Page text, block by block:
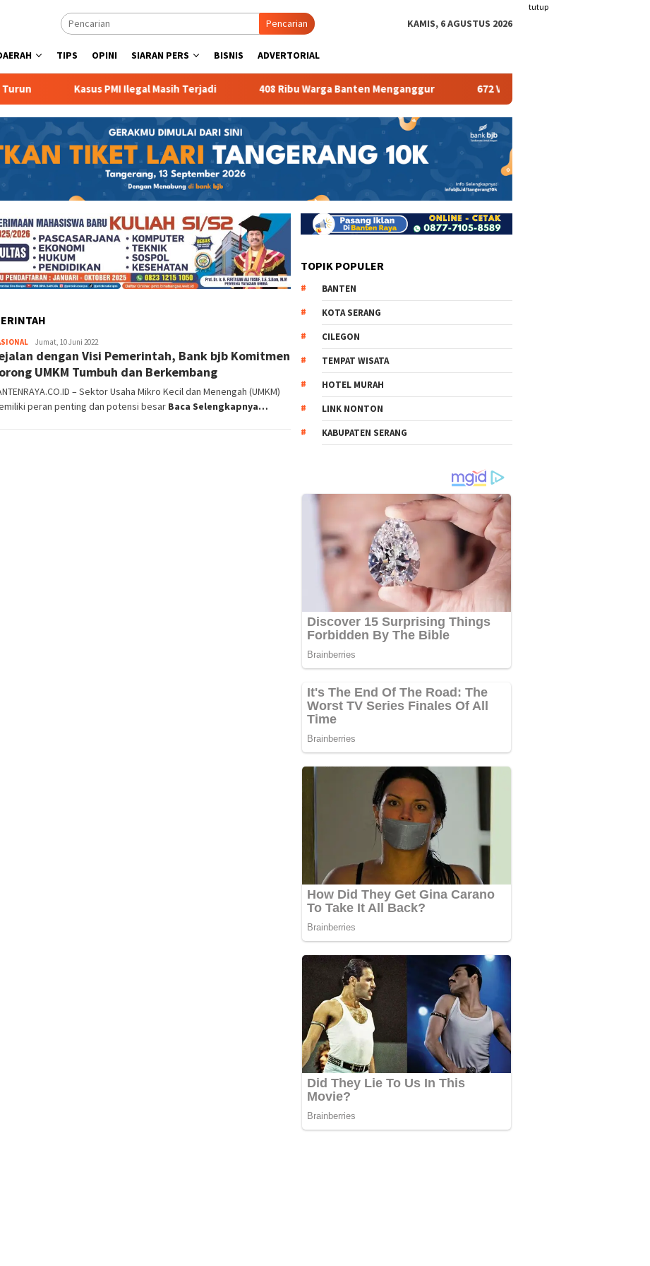
tutup
Pencarian KAMIS, 6 AGUSTUS 2026
TIPS OPINI SIARAN PERS BISNIS ADVERTORIAL
Kasus PMI Ilegal Masih Terjadi 408 Ribu Warga Banten Menganggur 672 Vape Store Terancam Tutup
Redaksi
Banten
Jumat, 10 Juni 2022
dengan Visi Pemerintah, Bank bjb Komitmen
UMKM Tumbuh dan Berkembang
– Sektor Usaha Mikro Kecil dan Menengah (UMKM)
peran penting dan potensi besar Baca Selengkapnya…
TOPIK POPULER
BANTEN
KOTA SERANG
CILEGON
TEMPAT WISATA
HOTEL MURAH
LINK NONTON
KABUPATEN SERANG